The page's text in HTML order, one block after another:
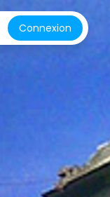
Connexion